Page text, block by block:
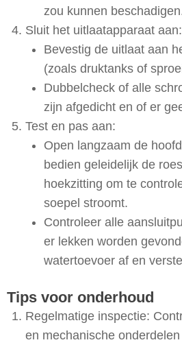
zou kunnen
Sluit het uitlaatapparaat aan:
Bevestig de uitlaat aan
(zoals druktanks of
Dubbelcheck of alle
zijn afgedicht en of er
Test en pas aan:
Open langzaam de
bedien geleidelijk de
hoekzitting om te
soepel stroomt.
Controleer alle
er lekken worden
watertoevoer af en
Tips voor onderhoud
Regelmatige inspectie:
en mechanische